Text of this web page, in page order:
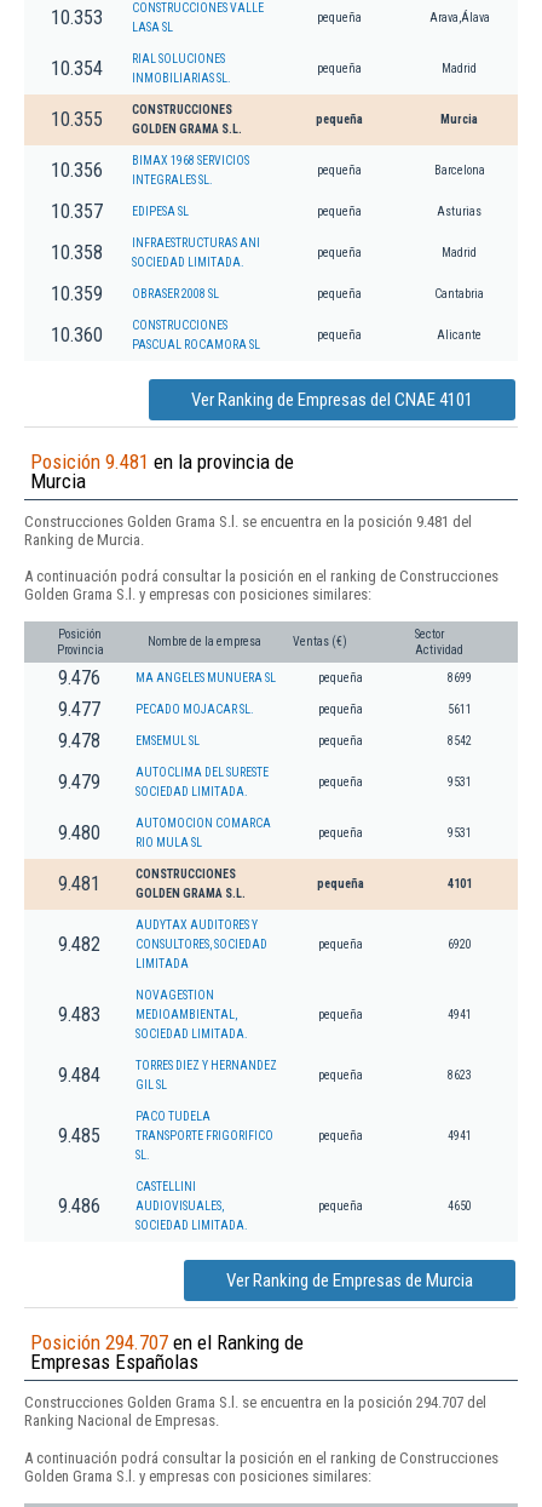
10.353
CONSTRUCCIONES VALLE
LASA SL
pequeña Arava,Álava
10.354
RIAL SOLUCIONES
INMOBILIARIAS SL.
pequeña Madrid
10.355
CONSTRUCCIONES
GOLDEN GRAMA S.L.
pequeña Murcia
10.356
BIMAX 1968 SERVICIOS
INTEGRALES SL.
pequeña Barcelona
10.357 EDIPESA SL pequeña Asturias
10.358
INFRAESTRUCTURAS ANI
SOCIEDAD LIMITADA.
pequeña Madrid
10.359 OBRASER 2008 SL pequeña Cantabria
10.360
CONSTRUCCIONES
PASCUAL ROCAMORA SL
pequeña Alicante
Ver Ranking de Empresas del CNAE 4101
Posición 9.481 en la provincia de
Murcia
Construcciones Golden Grama S.l. se encuentra en la posición 9.481 del
Ranking de Murcia.
A continuación podrá consultar la posición en el ranking de Construcciones
Golden Grama S.l. y empresas con posiciones similares:
Posición
Provincia
Nombre de la empresa Ventas (€)
Sector
Actividad
9.476 MA ANGELES MUNUERA SL pequeña 8699
9.477 PECADO MOJACAR SL. pequeña 5611
9.478 EMSEMUL SL pequeña 8542
9.479
AUTOCLIMA DEL SURESTE
SOCIEDAD LIMITADA.
pequeña 9531
9.480
AUTOMOCION COMARCA
RIO MULA SL
pequeña 9531
9.481
CONSTRUCCIONES
GOLDEN GRAMA S.L.
pequeña 4101
9.482
AUDYTAX AUDITORES Y
CONSULTORES, SOCIEDAD
LIMITADA
pequeña 6920
9.483
NOVAGESTION
MEDIOAMBIENTAL,
SOCIEDAD LIMITADA.
pequeña 4941
9.484
TORRES DIEZ Y HERNANDEZ
GIL SL
pequeña 8623
9.485
PACO TUDELA
TRANSPORTE FRIGORIFICO
SL.
pequeña 4941
9.486
CASTELLINI
AUDIOVISUALES,
SOCIEDAD LIMITADA.
pequeña 4650
Ver Ranking de Empresas de Murcia
Posición 294.707 en el Ranking de
Empresas Españolas
Construcciones Golden Grama S.l. se encuentra en la posición 294.707 del
Ranking Nacional de Empresas.
A continuación podrá consultar la posición en el ranking de Construcciones
Golden Grama S.l. y empresas con posiciones similares: